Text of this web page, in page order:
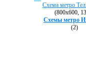
Схема метро
(800х600,
Схемы метро
(2)